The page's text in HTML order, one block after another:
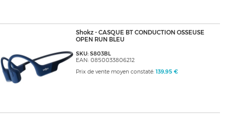
Shokz - CASQUE BT CONDUCTION OSSEUSE
OPEN RUN BLEU
SKU: S803BL
EAN: 0850033806212
Prix de vente moyen constaté: 139,95 €